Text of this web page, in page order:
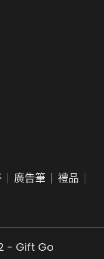
廣告筆 禮品
- Gift Go